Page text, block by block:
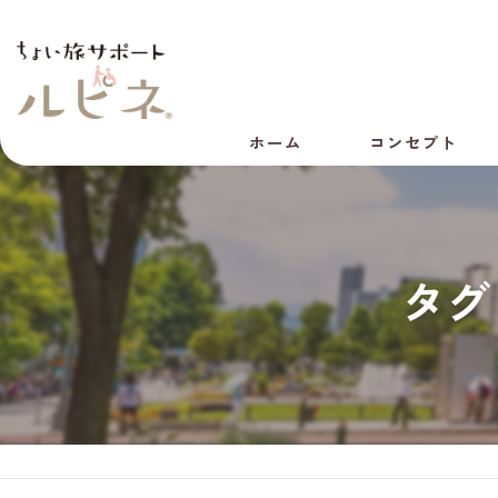
ホーム コンセプト
代表あいさつ
会社概要
採用情報タ